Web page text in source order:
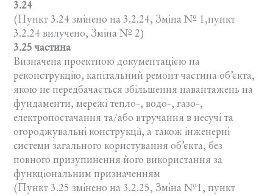
3.24
(Пункт 3.24 змінено на 3.2.24, Зміна № 1,пункт
3.2.24 вилучено, Зміна № 2)
3.25 частина
Визначена проектною документацією на
реконструкцію, капітальний ремонт частина об’єкта,
якою не передбачається збільшення навантажень на
фундаменти, мережі тепло-, водо-, газо-,
електропостачання та/або втручання в несучі та
огороджувальні конструкції, а також інженерні
системи загального користування об’єкта, без
повного призупинення його використання за
функціональним призначенням
(Пункт 3.25 змінено на 3.2.25, Зміна №1, пункт